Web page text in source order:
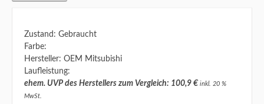
Zustand: Gebraucht
Farbe:
Hersteller: OEM Mitsubishi
Laufleistung:
ehem. UVP des Herstellers zum Vergleich: 100,9 € inkl. 20 %
MwSt.